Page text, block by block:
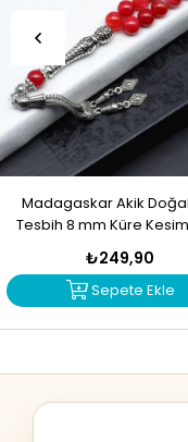
Madagaskar Akik
Tesbih 8 mm Küre
0567
₺249,90
Sepete Ekle